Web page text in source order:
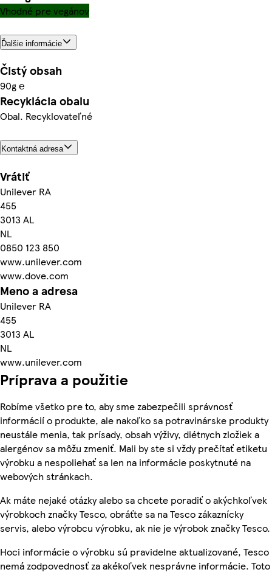
Vhodné pre vegánov
Ďalšie informácie
Čistý obsah
90g ℮
Recyklácia obalu
Obal. Recyklovateľné
Kontaktná adresa
Vrátiť
Unilever RA
455
3013 AL
NL
0850 123 850
www.unilever.com
www.dove.com
Meno a adresa
Unilever RA
455
3013 AL
NL
www.unilever.com
Príprava a použitie
Robíme všetko pre to, aby sme zabezpečili správnosť
informácií o produkte, ale nakoľko sa potravinárske produkty
neustále menia, tak prísady, obsah výživy, diétnych zložiek a
alergénov sa môžu zmeniť. Mali by ste si vždy prečítať etiketu
výrobku a nespoliehať sa len na informácie poskytnuté na
webových stránkach.
Ak máte nejaké otázky alebo sa chcete poradiť o akýchkoľvek
výrobkoch značky Tesco, obráťte sa na Tesco zákaznícky
servis, alebo výrobcu výrobku, ak nie je výrobok značky Tesco.
Hoci informácie o výrobku sú pravidelne aktualizované, Tesco
nemá zodpovednosť za akékoľvek nesprávne informácie. Toto